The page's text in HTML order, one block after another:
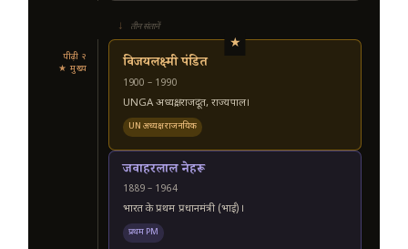
↓ तीन संतानें
पीढ़ी २
★ मुख्य
★
विजयलक्ष्मी पंडित
1900 – 1990
UNGA अध्यक्ष, राजदूत, राज्यपाल।
UN अध्यक्ष · राजनयिक
जवाहरलाल नेहरू
1889 – 1964
भारत के प्रथम प्रधानमंत्री (भाई)।
प्रथम PM